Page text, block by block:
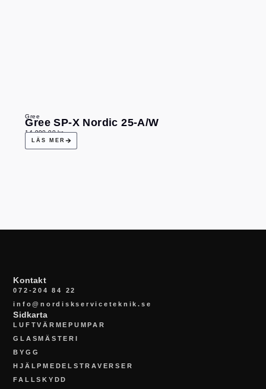
Gree
Gree SP-X Nordic 25-A/W
14 990,00kr
LÄS MER
072-204 84 22
info@nordiskserviceteknik.se
Kontakt
LUFTVÄRMEPUMPAR
GLASMÄSTERI
BYGG
HJÄLPMEDELSTRAVERSER
FALLSKYDD
Sidkarta